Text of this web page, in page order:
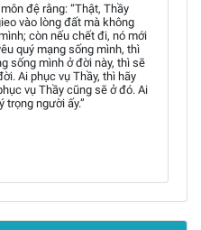
đệ rằng: “Thật, Thầy
vào lòng đất mà không
còn nếu chết đi, nó mới
quý mạng sống mình, thì
sống mình ở đời này, thì sẽ
Ai phục vụ Thầy, thì hãy
vụ Thầy cũng sẽ ở đó. Ai
trọng người ấy.”